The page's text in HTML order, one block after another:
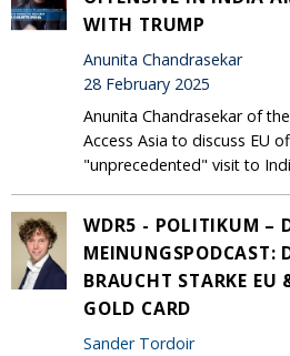
WITH TRUMP
Anunita Chandrasekar
28 February 2025
Anunita Chandrasekar of
Access Asia to discuss EU
"unprecedented" visit to
WDR5 - POLITIKUM –
MEINUNGSPODCAST:
BRAUCHT STARKE EU
GOLD CARD
Sander Tordoir